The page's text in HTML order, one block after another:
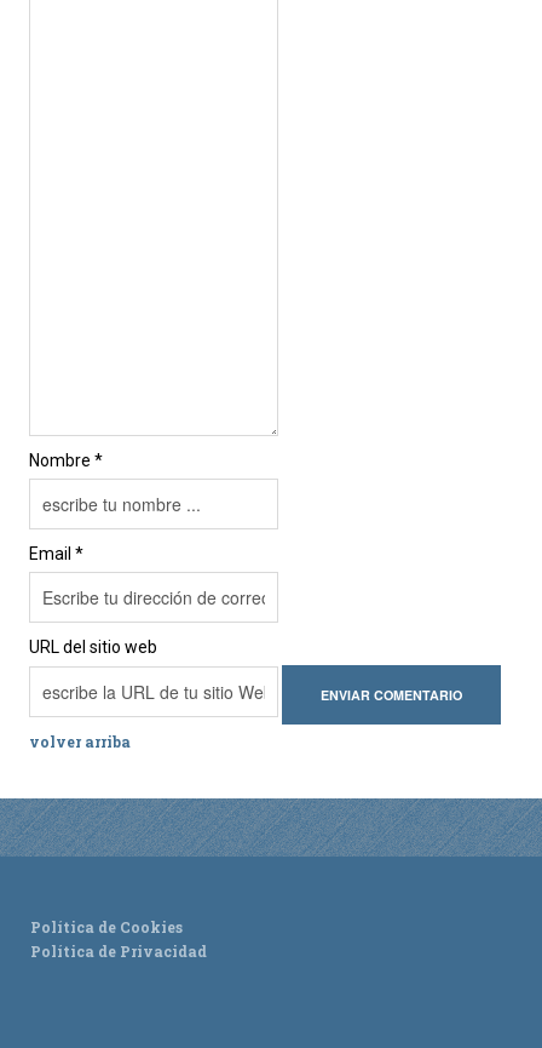
Nombre *
Email *
URL del sitio web
volver arriba
Política de Cookies
Política de Privacidad